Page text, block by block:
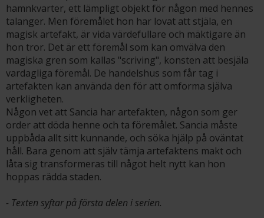
hamnkvarter, ett lämpligt objekt för någon med hennes
talanger. Men föremålet hon har lovat att stjäla, en
magisk artefakt, är vida värdefullare och mäktigare än
hon tror. Det är ett föremål som kan omvälva den
magiska gren som kallas "scriving", konsten att besjäla
vardagliga föremål. De handelshus som får tag i
artefakten kan använda den för att omforma själva
verkligheten.
Någon vet att Sancia har artefakten, någon som ger
order att döda henne och ta föremålet. Sancia måste
uppbåda allt sitt kunnande, och söka hjälp på oväntat
håll. Bara genom att själv tämja artefaktens makt och
låta sig transformeras till något helt nytt kan hon
hoppas rädda staden.
- Texten syftar på första delen i serien.